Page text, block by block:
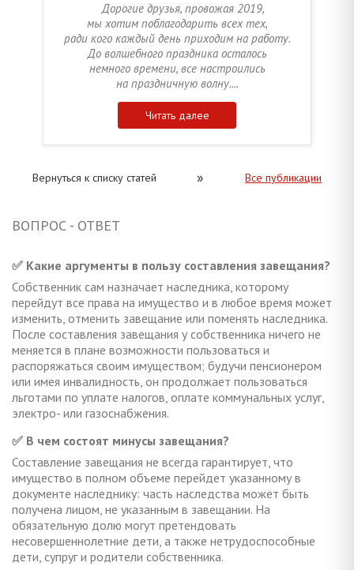
Дорогие друзья, провожая 2019,
мы хотим поблагодарить всех тех,
ради кого каждый день приходим на работу.
До волшебного праздника осталось
немного времени, все настроились
на праздничную волну....
Читать далее
Вернуться к списку статей » Все публикации
ВОПРОС - ОТВЕТ
✅ Какие аргументы в пользу составления завещания?
Собственник сам назначает наследника, которому
перейдут все права на имущество и в любое время может
изменить, отменить завещание или поменять наследника.
После составления завещания у собственника ничего не
меняется в плане возможности пользоваться и
распоряжаться своим имуществом; будучи пенсионером
или имея инвалидность, он продолжает пользоваться
льготами по уплате налогов, оплате коммунальных услуг,
электро- или газоснабжения.
✅ В чем состоят минусы завещания?
Составление завещания не всегда гарантирует, что
имущество в полном объеме перейдет указанному в
документе наследнику: часть наследства может быть
получена лицом, не указанным в завещании. На
обязательную долю могут претендовать
несовершеннолетние дети, а также нетрудоспособные
дети, супруг и родители собственника.